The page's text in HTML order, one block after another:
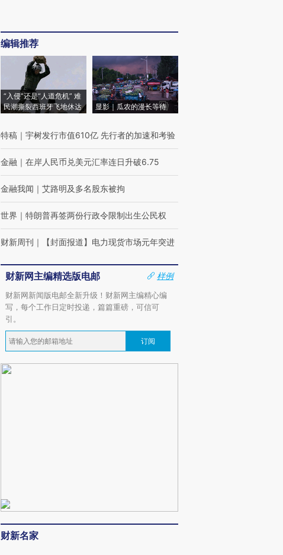
编辑推荐
“入侵”还是“人道危机” 难
民潮撕裂西班牙飞地休达
显影｜瓜农的漫长等待
特稿 ｜ 宇树发行市值610亿 先行者的加速和考验
金融 ｜ 在岸人民币兑美元汇率连日升破6.75
金融我闻 ｜ 艾路明及多名股东被拘
世界 ｜ 特朗普再签两份行政令限制出生公民权
财新周刊 ｜ 【封面报道】电力现货市场元年突进
财新网主编精选版电邮
样例
财新网新闻版电邮全新升级！财新网主编精心编
写，每个工作日定时投递，篇篇重磅，可信可
引。
订阅
财新名家